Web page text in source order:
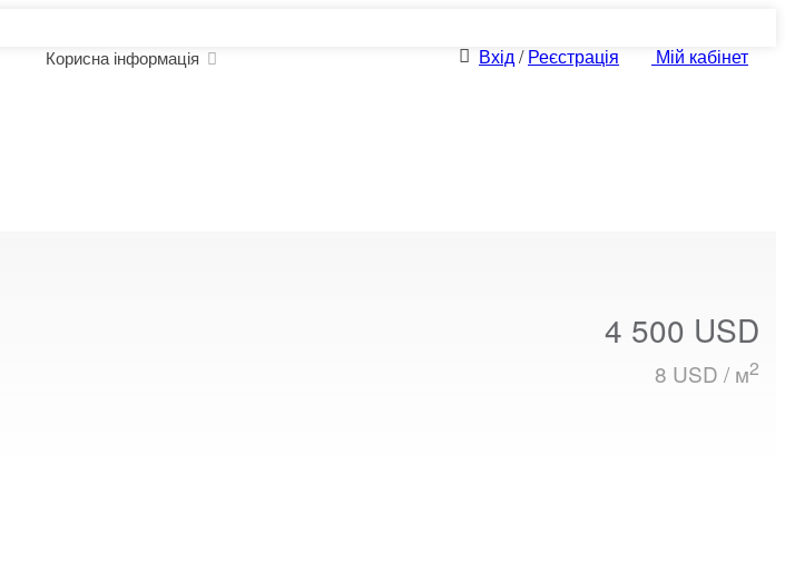
Корисна інформація Вхід/Реєстрація Мій кабінет
4 500 USD
8 USD / м2